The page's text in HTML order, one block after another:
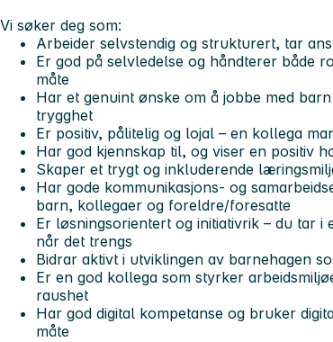
Vi søker deg som:
Arbeider selvstendig og strukturert, tar
Er god på selvledelse og håndterer både
måte
Har et genuint ønske om å jobbe med
trygghet
Er positiv, pålitelig og lojal – en kollega
Har god kjennskap til, og viser en positiv
Skaper et trygt og inkluderende
Har gode kommunikasjons- og
barn, kollegaer og foreldre/foresatte
Er løsningsorientert og initiativrik – du tar
når det trengs
Bidrar aktivt i utviklingen av barnehagen
Er en god kollega som styrker
raushet
Har god digital kompetanse og bruker
måte